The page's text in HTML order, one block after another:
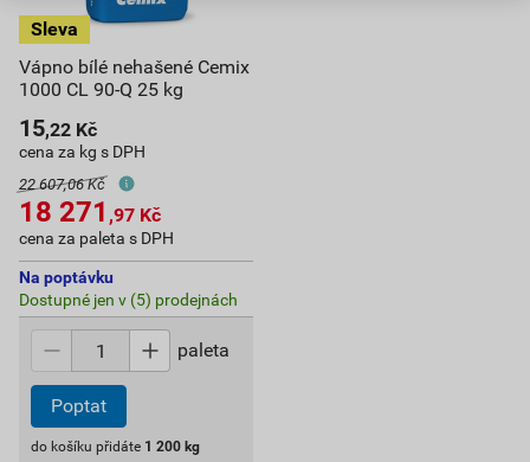
Vápno bílé nehašené Cemix
1000 CL 90-Q 25 kg
15,22 Kč
cena za kg s DPH
22 607,06 Kč
18 271 ,97 Kč
cena za paleta s DPH
Na poptávku
Dostupné jen v (5) prodejnách
paleta
Poptat
do košíku přidáte 1 200 kg